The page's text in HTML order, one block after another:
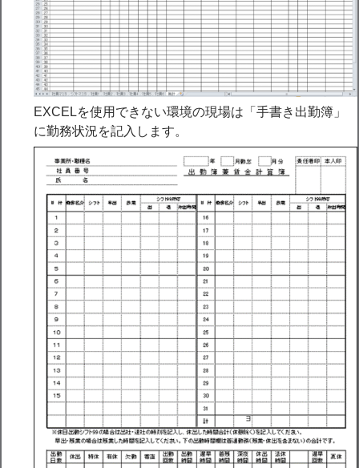
EXCELを使用できない環境の現場は「手書き出勤簿」
に勤務状況を記入します。